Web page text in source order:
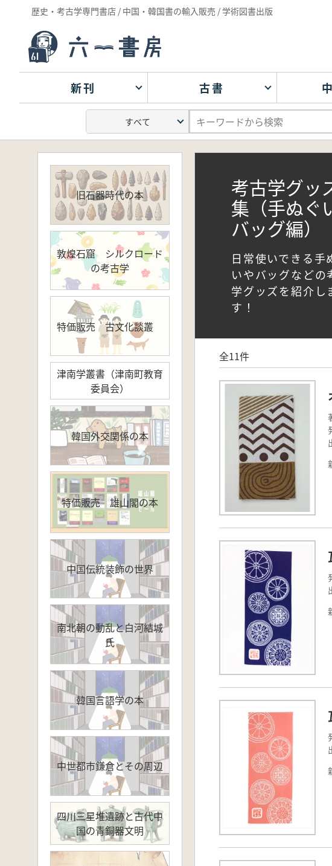
歴史・考古学専門書店 / 中国・韓国書の輸入販売 / 学術図書出版
新刊 古書
旧石器時代の本
敦煌石窟 シルクロード
の考古学
特価販売 古文化談叢
津南学叢書（津南町教育
委員会）
韓国外交関係の本
特価販売 雄山閣の本
中国伝統装飾の世界
南北朝の動乱と白河結城
氏
韓国言語学の本
中世都市鎌倉とその周辺
四川三星堆遺跡と古代中
国の青銅器文明
考古学グッ
集（手ぬぐ
バッグ編）
日常使いできる手
いやバッグなどの
学グッズを紹介し
す！
全11件